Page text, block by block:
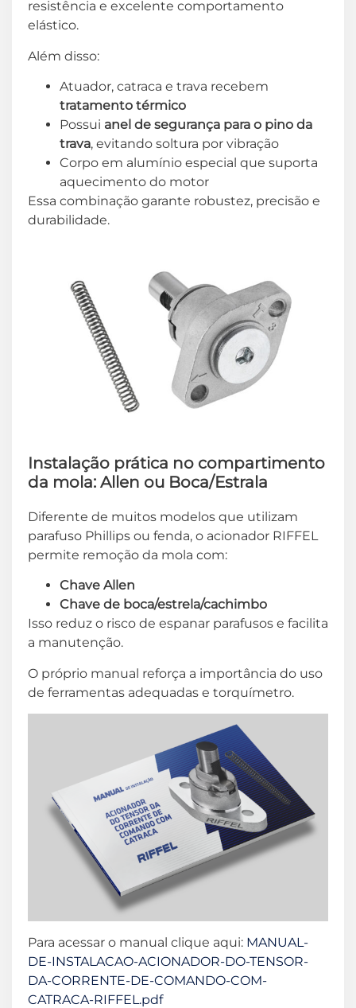
resistência e excelente comportamento
elástico.
Além disso:
Atuador, catraca e trava recebem
tratamento térmico
Possui anel de segurança para o pino da
trava, evitando soltura por vibração
Corpo em alumínio especial que suporta
aquecimento do motor
Essa combinação garante robustez, precisão e
durabilidade.
Instalação prática no compartimento
da mola: Allen ou Boca/Estrala
Diferente de muitos modelos que utilizam
parafuso Phillips ou fenda, o acionador RIFFEL
permite remoção da mola com:
Chave Allen
Chave de boca/estrela/cachimbo
Isso reduz o risco de espanar parafusos e facilita
a manutenção.
O próprio manual reforça a importância do uso
de ferramentas adequadas e torquímetro.
Para acessar o manual clique aqui: MANUAL-
DE-INSTALACAO-ACIONADOR-DO-TENSOR-
DA-CORRENTE-DE-COMANDO-COM-
CATRACA-RIFFEL.pdf